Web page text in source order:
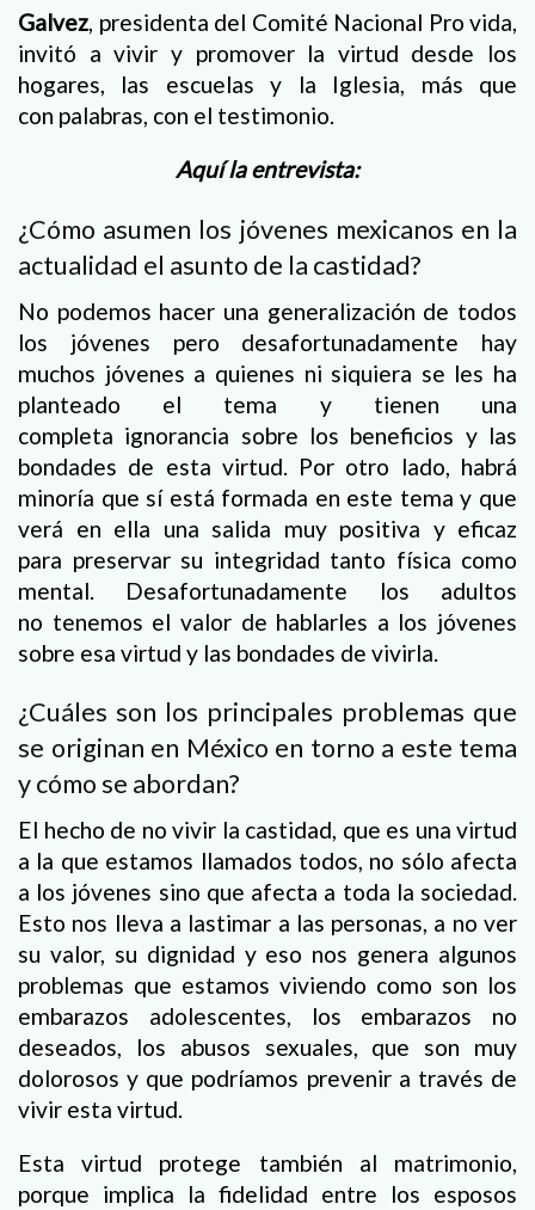
Galvez, presidenta del Comité Nacional Pro vida,
invitó a vivir y promover la virtud desde los
hogares, las escuelas y la Iglesia, más que
con palabras, con el testimonio.
Aquí la entrevista:
¿Cómo asumen los jóvenes mexicanos en la
actualidad el asunto de la castidad?
No podemos hacer una generalización de todos
los jóvenes pero desafortunadamente hay
muchos jóvenes a quienes ni siquiera se les ha
planteado el tema y tienen una
completa ignorancia sobre los beneficios y las
bondades de esta virtud. Por otro lado, habrá
minoría que sí está formada en este tema y que
verá en ella una salida muy positiva y eficaz
para preservar su integridad tanto física como
mental. Desafortunadamente los adultos
no tenemos el valor de hablarles a los jóvenes
sobre esa virtud y las bondades de vivirla.
¿Cuáles son los principales problemas que
se originan en México en torno a este tema
y cómo se abordan?
El hecho de no vivir la castidad, que es una virtud
a la que estamos llamados todos, no sólo afecta
a los jóvenes sino que afecta a toda la sociedad.
Esto nos lleva a lastimar a las personas, a no ver
su valor, su dignidad y eso nos genera algunos
problemas que estamos viviendo como son los
embarazos adolescentes, los embarazos no
deseados, los abusos sexuales, que son muy
dolorosos y que podríamos prevenir a través de
vivir esta virtud.
Esta virtud protege también al matrimonio,
porque implica la fidelidad entre los esposos